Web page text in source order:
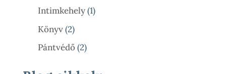
Intimkehely 11
Könyv 22
Termék
Pántvédő 22